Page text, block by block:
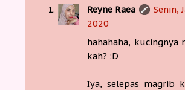
Reyne Raea
Senin,
2020
hahahaha, kucingnya
kah? :D
Iya, selepas magrib